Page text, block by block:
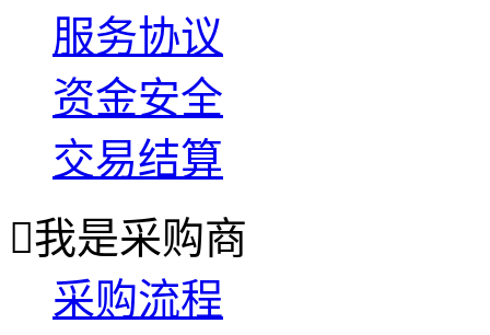
服务协议
资金安全
交易结算
我是采购商
采购流程